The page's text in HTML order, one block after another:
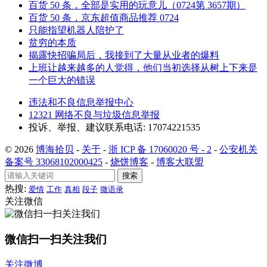
百货 50 条，全部是实用的玩意儿（0724第 3657期）
百货 50 条，京东超值商品推荐 0724
只能指望机器人陪护了
贫穷的本质
揭露快招骗局后，我接到了大量从业者的爆料
上班让越来越多的人觉得，他们当初选择从树上下来是
一个巨大的错误
违法和不良信息举报中心
12321 网络不良与垃圾信息举报
投诉、举报、建议联系电话: 17074221535
© 2026 博海拾贝 - 关于 - 浙 ICP 备 17060020 号 - 2 - 公安机关
备案号 33068102000425 - 烧饼博客 - 博客大联盟
搜索
热搜: 爱情 工作 真相 段子 微语录
关注微信
微信扫一扫关注我们
关注微博